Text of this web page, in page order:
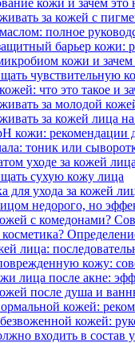
кожи и зачем
за кожей с
полное
барьер кожи:
кожи и
чувствительную
что это такое и
за молодой
за кожей лица
кожи: рекомендации
тоник или
уходе за кожей
сухую кожу лица
для ухода за кожей
недорого, но
с комедонами?
косметика?
лица:
кожу:
лица после акне:
после душа и
кожей:
кожей:
входить в состав